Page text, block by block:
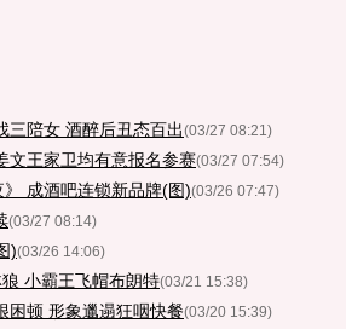
三陪女 酒醉后丑态百出(03/27 08:21)
文王家卫均有意报名参赛(03/27 07:54)
成酒吧连锁新品牌(图)(03/26 07:47)
(03/27 08:14)
)(03/26 14:06)
小霸王飞帽布朗特(03/21 15:38)
困顿 形象邋遢狂咽快餐(03/20 15:39)